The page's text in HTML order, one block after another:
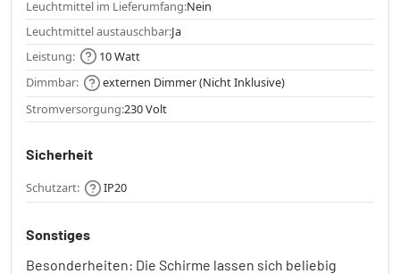
Leuchtmittel im Lieferumfang:Nein
Leuchtmittel austauschbar:Ja
Leistung:
10 Watt
Dimmbar:
externen Dimmer (Nicht Inklusive)
Stromversorgung:230 Volt
Sicherheit
Schutzart: IP20
Sonstiges
Besonderheiten: Die Schirme lassen sich beliebig